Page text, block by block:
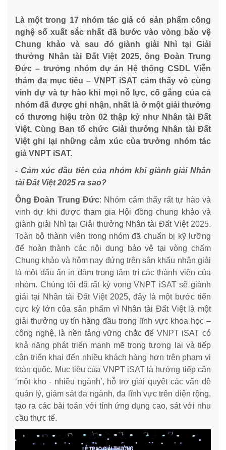
Là một trong 17 nhóm tác giả có sản phẩm công
nghệ số xuất sắc nhất đã bước vào vòng bảo vệ
Chung khảo và sau đó giành giải Nhì tại Giải
thưởng Nhân tài Đất Việt 2025, ông Đoàn Trung
Đức – trưởng nhóm dự án Hệ thống CSDL Viễn
thám đa mục tiêu – VNPT iSAT cảm thấy vô cùng
vinh dự và tự hào khi mọi nỗ lực, cố gắng của cả
nhóm đã được ghi nhận, nhất là ở một giải thưởng
có thương hiệu tròn 02 thập kỷ như Nhân tài Đất
Việt. Cùng Ban tổ chức Giải thưởng Nhân tài Đất
Việt ghi lại những cảm xúc của trưởng nhóm tác
giả VNPT iSAT.
- Cảm xúc đầu tiên của nhóm khi giành giải Nhân
tài Đất Việt 2025 ra sao?
Ông Đoàn Trung Đức: Nhóm cảm thấy rất tự hào và
vinh dự khi được tham gia Hội đồng chung khảo và
giành giải Nhì tại Giải thưởng Nhân tài Đất Việt 2025.
Toàn bộ thành viên trong nhóm đã chuẩn bị kỹ lưỡng
để hoàn thành các nội dung bảo vệ tại vòng chấm
Chung khảo và hôm nay đứng trên sân khấu nhận giải
là một dấu ấn in đậm trong tâm trí các thành viên của
nhóm. Chúng tôi đã rất kỳ vọng VNPT iSAT sẽ giành
giải tại Nhân tài Đất Việt 2025, đây là một bước tiến
cực kỳ lớn của sản phẩm vì Nhân tài Đất Việt là một
giải thưởng uy tín hàng đầu trong lĩnh vực khoa học –
công nghệ, là nền tảng vững chắc để VNPT iSAT có
khả năng phát triển mạnh mẽ trong tương lai và tiếp
cận triển khai đến nhiều khách hàng hơn trên phạm vi
toàn quốc. Mục tiêu của VNPT iSAT là hướng tiếp cận
‘một kho - nhiều ngành’, hỗ trợ giải quyết các vấn đề
quản lý, giám sát đa ngành, đa lĩnh vực trên diện rộng,
tạo ra các bài toán với tính ứng dụng cao, sát với nhu
cầu thực tế.